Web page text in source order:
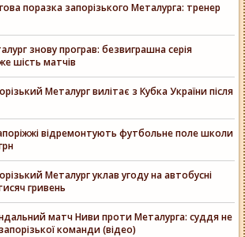
поразка запорізького Металурга: тренер
знову програв: безвиграшна серія
шість матчів
Металург вилітає з Кубка України після
відремонтують футбольне поле школи
Металург уклав угоду на автобусні
гривень
матч Ниви проти Металурга: суддя не
команди (відео)